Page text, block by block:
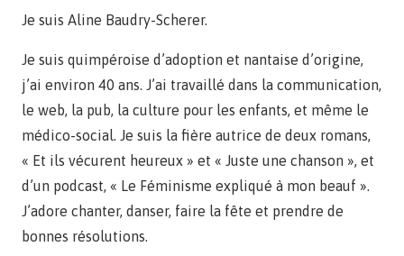
Je suis Aline Baudry-Scherer.
Je suis quimpéroise d’adoption et nantaise d’origine,
j’ai environ 40 ans. J’ai travaillé dans la communication,
le web, la pub, la culture pour les enfants, et même le
médico-social. Je suis la fière autrice de deux romans,
« Et ils vécurent heureux » et « Juste une chanson », et
d’un podcast, « Le Féminisme expliqué à mon beauf ».
J’adore chanter, danser, faire la fête et prendre de
bonnes résolutions.